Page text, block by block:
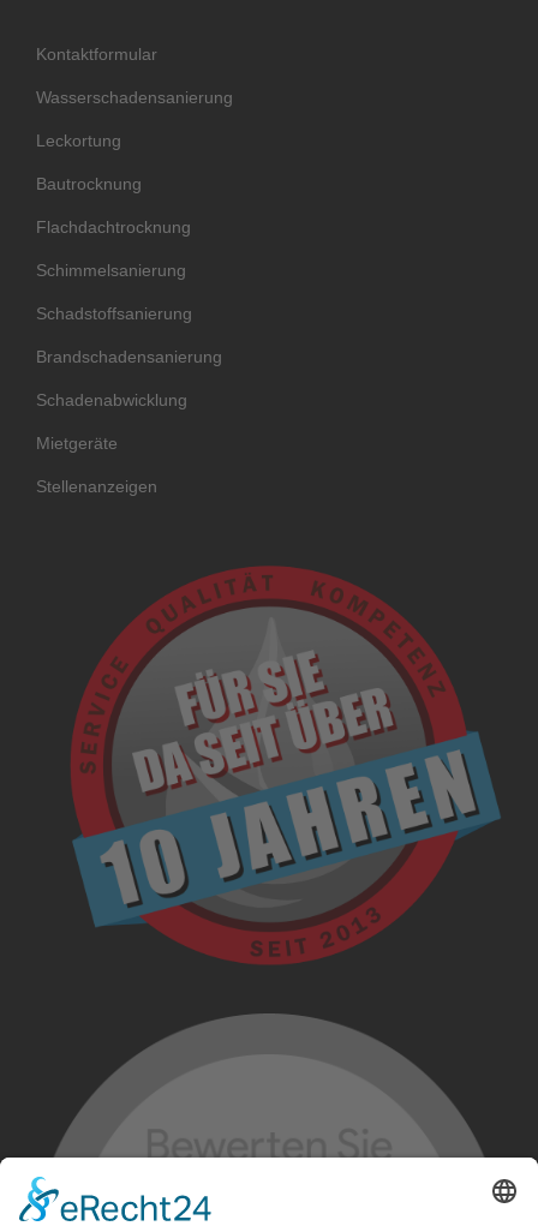
Kontaktformular
Wasserschadensanierung
Leckortung
Bautrocknung
Flachdachtrocknung
Schimmelsanierung
Schadstoffsanierung
Brandschadensanierung
Schadenabwicklung
Mietgeräte
Stellenanzeigen